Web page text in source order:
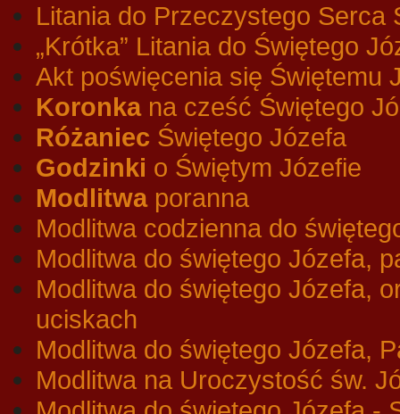
Litania do Przeczystego Serca
„Krótka” Litania do Świętego
Akt poświęcenia się Świętemu
Koronkana cześć Świętego
Różaniec Świętego Józefa
Godzinki o Świętym Józefie
Modlitwaporanna
Modlitwa codzienna do
Modlitwa do świętego Józefa,
Modlitwa do świętego Józefa,
uciskach
Modlitwa do świętego Józefa,
Modlitwa na Uroczystość św.